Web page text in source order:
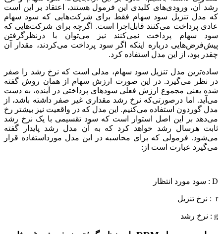
رشد آن، ورودی‌های کلیدی این فرمول هستند، اعتقاد بر این است
که مدل تنزیل سود سهام فقط برای شرکت‌هایی که سود سهام
عادی پرداخت می‌کنند قابل‌اجرا است. اگرچه برای شرکت‌هایی که
سود سهام پرداخت نمی‌کنند نیز می‌توان با درنظرگرفتن
پیش‌فرض‌هایی درباره اینکه اگر سود پرداخت می‌کردند، مقدار آن
چقدر بود، از این مدل استفاده کرد.
ساده‌ترین مدل تنزیل سود سهام، مدلی است که نرخ رشد را صفر
در نظر می‌گیرد. در این صورت ارزش سهام از همان روش گفته
شده یعنی مجموع ارزش فعلی سودهای پرداختی در آینده، به دست
می‌آید. اما درصورتی‌که نرخ رشد مقداری غیر صفر داشته باشد، از
مدل گوردون استفاده می‌کنیم. این مدل که در واقعیت نیز بیشتر رخ
می‌دهد بر این اصل استوار است که سود تقسیمی با یک نرخ رشد
ثابت هرسال رشد خواهد کرد که به آن مدل رشد پایدار گفته
می‌شود. فرمولی که برای محاسبه در این مدل مورداستفاده قرار
می‌گیرد عبارت است از:
D : سود مورد انتظار
r : نرخ تنزیل
g : نرخ رشد